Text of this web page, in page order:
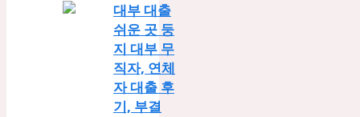
대부 대출
쉬운 곳 둥
지 대부 무
직자, 연체
자 대출 후
기, 부결